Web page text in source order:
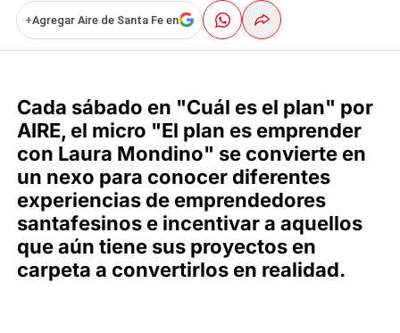
+Agregar Aire de Santa Fe en
Cada sábado en "Cuál es el plan" por
AIRE, el micro "El plan es emprender
con Laura Mondino" se convierte en
un nexo para conocer diferentes
experiencias de emprendedores
santafesinos e incentivar a aquellos
que aún tiene sus proyectos en
carpeta a convertirlos en realidad.